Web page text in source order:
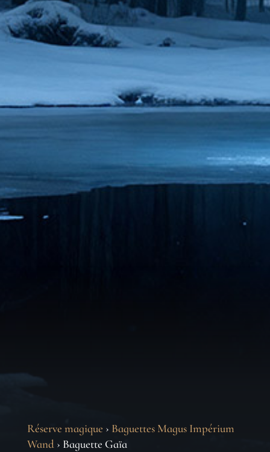
Réserve magique › Baguettes Magus Impérium
Wand› Baguette Gaïa